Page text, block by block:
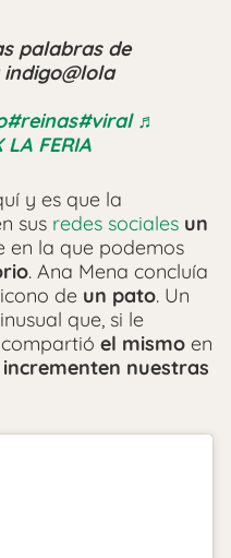
palabras de
#reinas#viral ♬
FERIA
y es que la
sus redes sociales un
en la que podemos
. Ana Mena concluía
de un pato. Un
que, si le
el mismo en
incrementen nuestras